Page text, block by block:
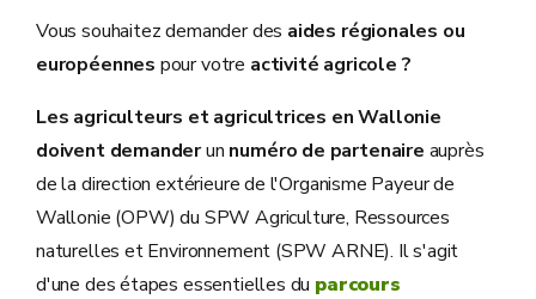
Vous souhaitez demander des aides régionales ou
européennes pour votre activité agricole ?
Les agriculteurs et agricultrices en Wallonie
doivent demanderun numéro de partenaire auprès
de la direction extérieure de l'Organisme Payeur de
Wallonie (OPW) du SPW Agriculture, Ressources
naturelles et Environnement (SPW ARNE). Il s'agit
d'une des étapes essentielles du parcours